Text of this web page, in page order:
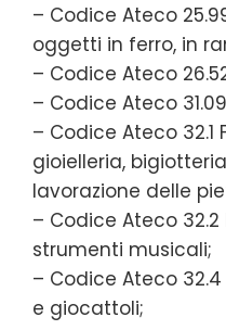
– Codice Ateco
oggetti in ferro, in
– Codice Ateco
– Codice Ateco
– Codice Ateco 32.1
gioielleria,
lavorazione delle
– Codice Ateco
strumenti musicali;
– Codice Ateco
e giocattoli;